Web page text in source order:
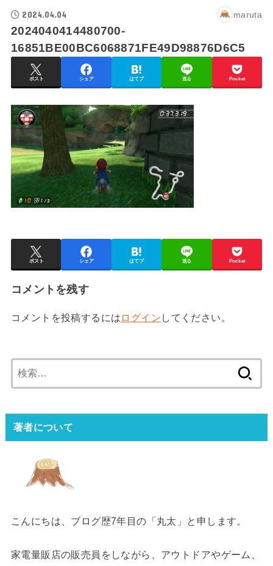
2024.04.04 maruta
2024040414480700-
16851BE00BC6068871FE49D98876D6C5
ポスト シェア はてブ 送る Pocket
ポスト シェア はてブ 送る Pocket
コメントを残す
コメントを投稿するには ログイン してください。
索:
著者について
こんにちは、ブログ歴7年目の「丸太」と申します。
家電量販店の販売員をしながら、アウトドアやゲーム、